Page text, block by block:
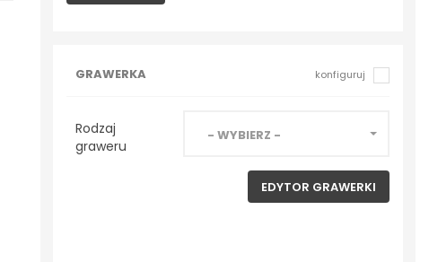
GRAWERKA konfiguruj
Rodzaj
graweru
- WYBIERZ -
EDYTOR GRAWERKI